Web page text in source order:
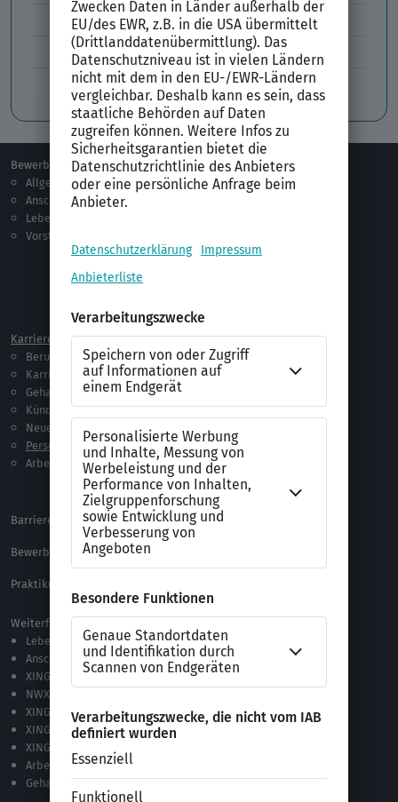
Lücken im Lebenslauf
Tabellarischer Lebenslauf
Professionelles Bewerbungsfoto
Bewerben
Allgemeines
Anschreiben
Lebenslauf
Vorstellungsgespräch
Berufsorientierung
Ausbildung
Jobprofile
Karriere
Berufseinstieg
Karriere machen
Gehalt
Kündigung
Neue Arbeitswelt
Personalführung
Arbeitsrecht
Vorlagen & Tests
Anschreiben-Vorlagen
Lebenslauf-Vorlagen
Checklisten
Testverfahren
Alle Word-Dateien
Alle Downloads
Barrierefreiheitserklärung
XING Impressum
Bewerbungs-FAQ
Praktikum Online Marketing
Weiterführende Links
Lebenslauf-Editor
Anschreiben-Editor
XING Stellenmarkt
NWX – „Alles zur Zukunft der Arbeit“
XING Campus
XING News
XING ProJobs
Arbeitgeber-Bewertungen
Gehaltsvergleich